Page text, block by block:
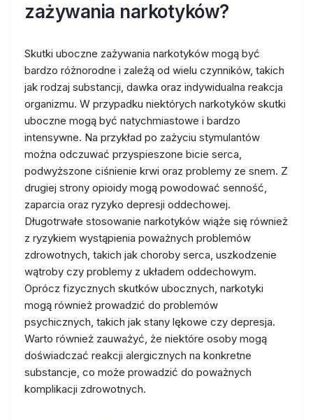
zażywania narkotyków?
Skutki uboczne zażywania narkotyków mogą być
bardzo różnorodne i zależą od wielu czynników, takich
jak rodzaj substancji, dawka oraz indywidualna reakcja
organizmu. W przypadku niektórych narkotyków skutki
uboczne mogą być natychmiastowe i bardzo
intensywne. Na przykład po zażyciu stymulantów
można odczuwać przyspieszone bicie serca,
podwyższone ciśnienie krwi oraz problemy ze snem. Z
drugiej strony opioidy mogą powodować senność,
zaparcia oraz ryzyko depresji oddechowej.
Długotrwałe stosowanie narkotyków wiąże się również
z ryzykiem wystąpienia poważnych problemów
zdrowotnych, takich jak choroby serca, uszkodzenie
wątroby czy problemy z układem oddechowym.
Oprócz fizycznych skutków ubocznych, narkotyki
mogą również prowadzić do problemów
psychicznych, takich jak stany lękowe czy depresja.
Warto również zauważyć, że niektóre osoby mogą
doświadczać reakcji alergicznych na konkretne
substancje, co może prowadzić do poważnych
komplikacji zdrowotnych.